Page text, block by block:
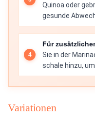
Quinoa oder
gesunde
Für
Sie in der
schale hinzu,
Variationen